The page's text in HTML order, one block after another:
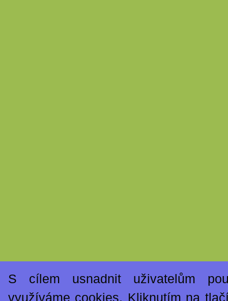
S cílem usnadnit uživatelům
využíváme cookies. Kliknutím na